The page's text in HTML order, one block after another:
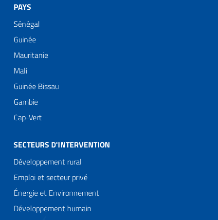
PAYS
Sénégal
Guinée
Mauritanie
Mali
Guinée Bissau
Gambie
Cap-Vert
SECTEURS D'INTERVENTION
Développement rural
Emploi et secteur privé
Énergie et Environnement
Développement humain